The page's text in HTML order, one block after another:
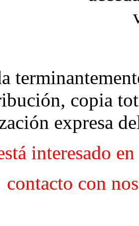
copia
expresa
interesado
contacto con